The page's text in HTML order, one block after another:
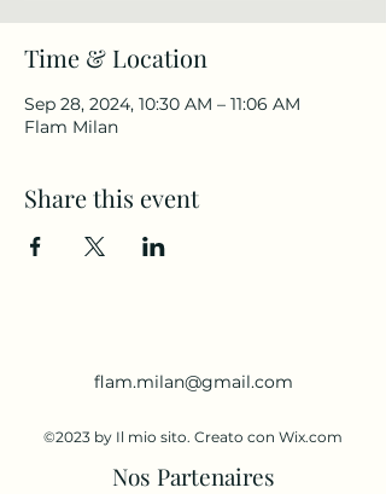
Time & Location
Sep 28, 2024, 10:30 AM – 11:06 AM
Flam Milan
Share this event
flam.milan@gmail.com
©2023 by Il mio sito. Creato con Wix.com
Nos Partenaires